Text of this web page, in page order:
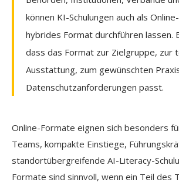
können KI-Schulungen auch als
hybrides Format durchführen lassen.
dass das Format zur Zielgruppe, zur
Ausstattung, zum gewünschten
Datenschutzanforderungen passt.
Online-Formate eignen sich besonders
Teams, kompakte Einstiege,
standortübergreifende AI-Literacy-
Formate sind sinnvoll, wenn ein Teil des